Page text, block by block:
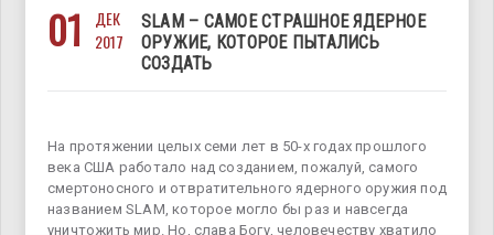
01
ДЕК
2017
SLAM – САМОЕ СТРАШНОЕ ЯДЕРНОЕ
ОРУЖИЕ, КОТОРОЕ ПЫТАЛИСЬ
СОЗДАТЬ
На протяжении целых семи лет в 50-х годах прошлого
века США работало над созданием, пожалуй, самого
смертоносного и отвратительного ядерного оружия под
названием SLAM, которое могло бы раз и навсегда
уничтожить мир. Но, слава Богу, человечеству хватило